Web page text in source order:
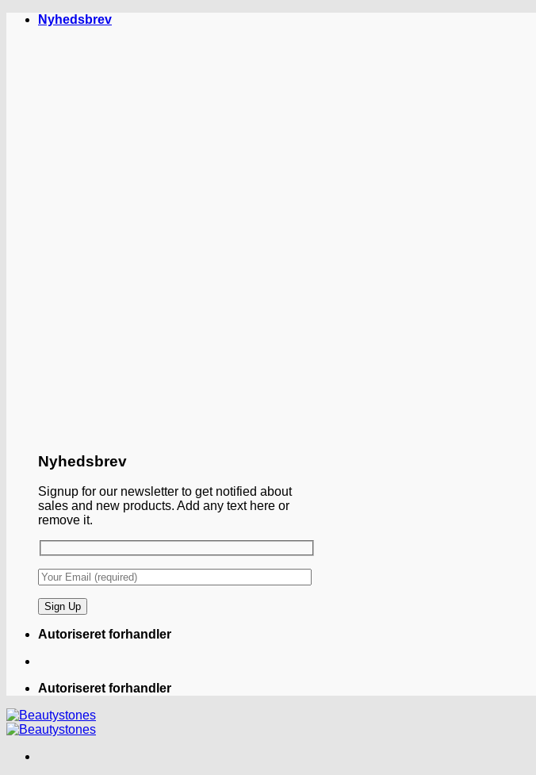
FortsætNyhedsbrev
Nyhedsbrev
Signup for our newsletter to get notified about
sales and new products. Add any text here or
remove it.
Autoriseret forhandler
Autoriseret forhandler